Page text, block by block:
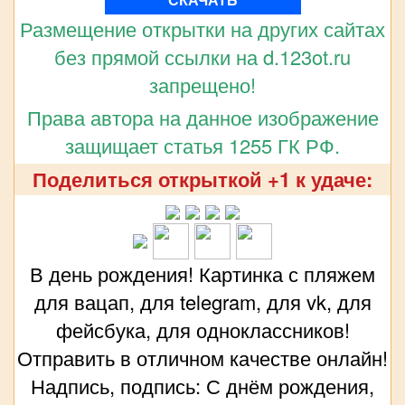
Размещение открытки на других сайтах
без прямой ссылки на d.123ot.ru
запрещено!
Права автора на данное изображение
защищает статья 1255 ГК РФ.
Поделиться открыткой +1 к удаче:
В день рождения! Картинка с пляжем
для вацап, для telegram, для vk, для
фейсбука, для одноклассников!
Отправить в отличном качестве онлайн!
Надпись, подпись: С днём рождения,